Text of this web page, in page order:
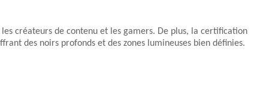
créateurs de contenu et les gamers. De plus, la certification
des noirs profonds et des zones lumineuses bien définies.